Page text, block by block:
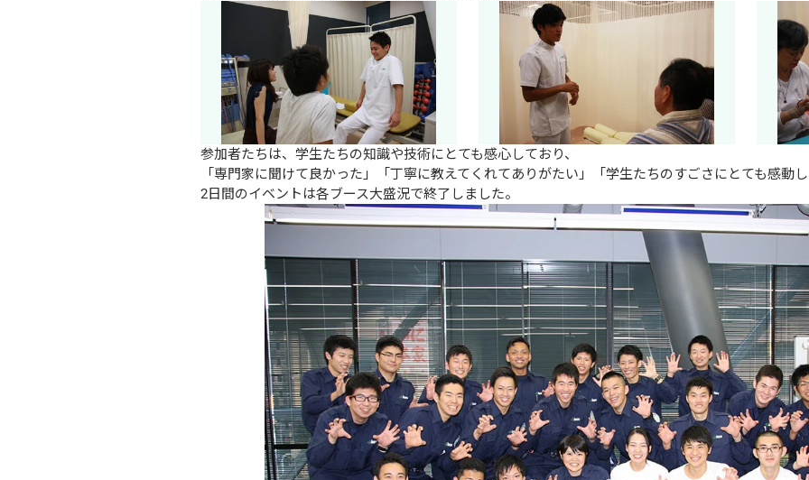
参加者たちは、学生たちの知識や技術にとても感心しており、
「専門家に聞けて良かった」「丁寧に教えてくれてありがたい」「学生たちのすごさにとても感動
2日間のイベントは各ブース大盛況で終了しました。